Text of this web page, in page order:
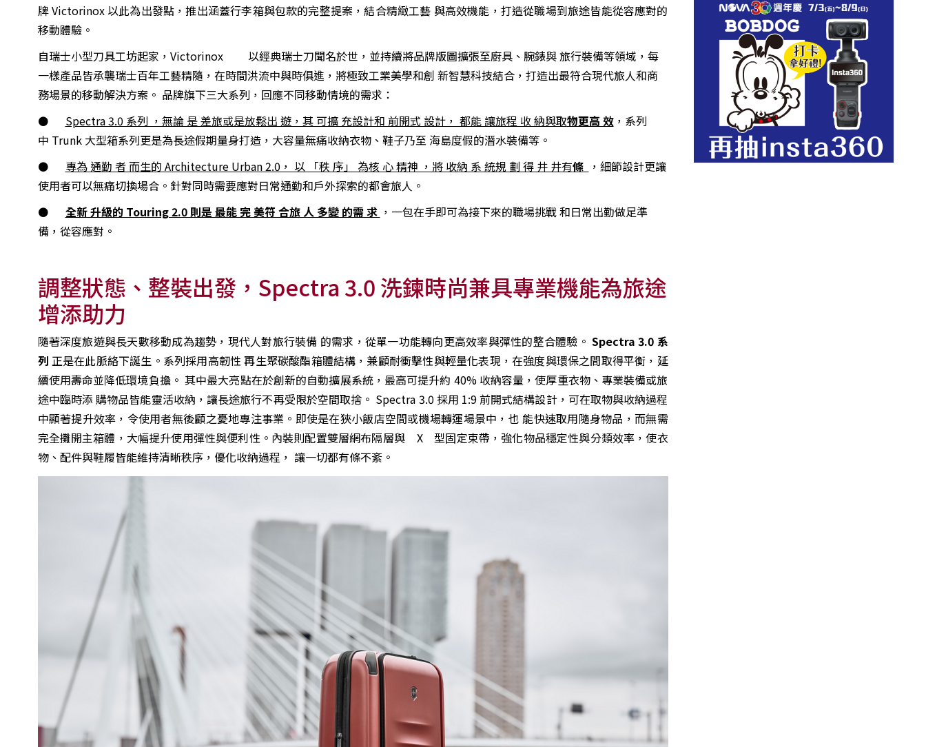
牌 Victorinox 以此為出發點，推出涵蓋行李箱與包款的完整提案，結合精緻工藝 與高效機能，打造從職場到旅途皆能從容應對的
移動體驗。
自瑞士小型刀具工坊起家，Victorinox 以經典瑞士刀聞名於世，並持續將品牌版圖擴張至廚具、腕錶與 旅行裝備等領域，每
一樣產品皆承襲瑞士百年工藝精隨，在時間洪流中與時俱進，將極致工業美學和創 新智慧科技結合，打造出最符合現代旅人和商
務場景的移動解決方案。 品牌旗下三大系列，回應不同移動情境的需求：
⚫ Spectra 3.0 系列 ，無論 是 差旅或是放鬆出 遊，其 可擴 充設計和 前開式 設計， 都能 讓旅程 收 納與取物更高 效，系列
中 Trunk 大型箱系列更是為長途假期量身打造，大容量無痛收納衣物、鞋子乃至 海島度假的潛水裝備等。
⚫ 專為 通勤 者 而生的 Architecture Urban 2.0， 以 「秩 序」 為核 心 精神 ，將 收納 系 統規 劃 得 井 井有條 ，細節設計更讓
使用者可以無痛切換場合。針對同時需要應對日常通勤和戶外探索的都會旅人。
⚫ 全新 升級的 Touring 2.0 則是 最能 完 美符 合旅 人 多變 的需 求 ，一包在手即可為接下來的職場挑戰 和日常出勤做足準
備，從容應對。
調整狀態、整裝出發，Spectra 3.0 洗鍊時尚兼具專業機能為旅途
增添助力
隨著深度旅遊與長天數移動成為趨勢，現代人對旅行裝備 的需求，從單一功能轉向更高效率與彈性的整合體驗。Spectra 3.0 系
列 正是在此脈絡下誕生。系列採用高韌性 再生聚碳酸酯箱體結構，兼顧耐衝擊性與輕量化表現，在強度與環保之間取得平衡，延
續使用壽命並降低環境負擔。 其中最大亮點在於創新的自動擴展系統，最高可提升約 40% 收納容量，使厚重衣物、專業裝備或旅
途中臨時添 購物品皆能靈活收納，讓長途旅行不再受限於空間取捨。 Spectra 3.0 採用 1:9 前開式結構設計，可在取物與收納過程
中顯著提升效率，令使用者無後顧之憂地專注事業。即使是在狹小飯店空間或機場轉運場景中，也 能快速取用隨身物品，而無需
完全攤開主箱體，大幅提升使用彈性與便利性。內裝則配置雙層網布隔層與 X 型固定束帶，強化物品穩定性與分類效率，使衣
物、配件與鞋履皆能維持清晰秩序，優化收納過程， 讓一切都有條不紊。